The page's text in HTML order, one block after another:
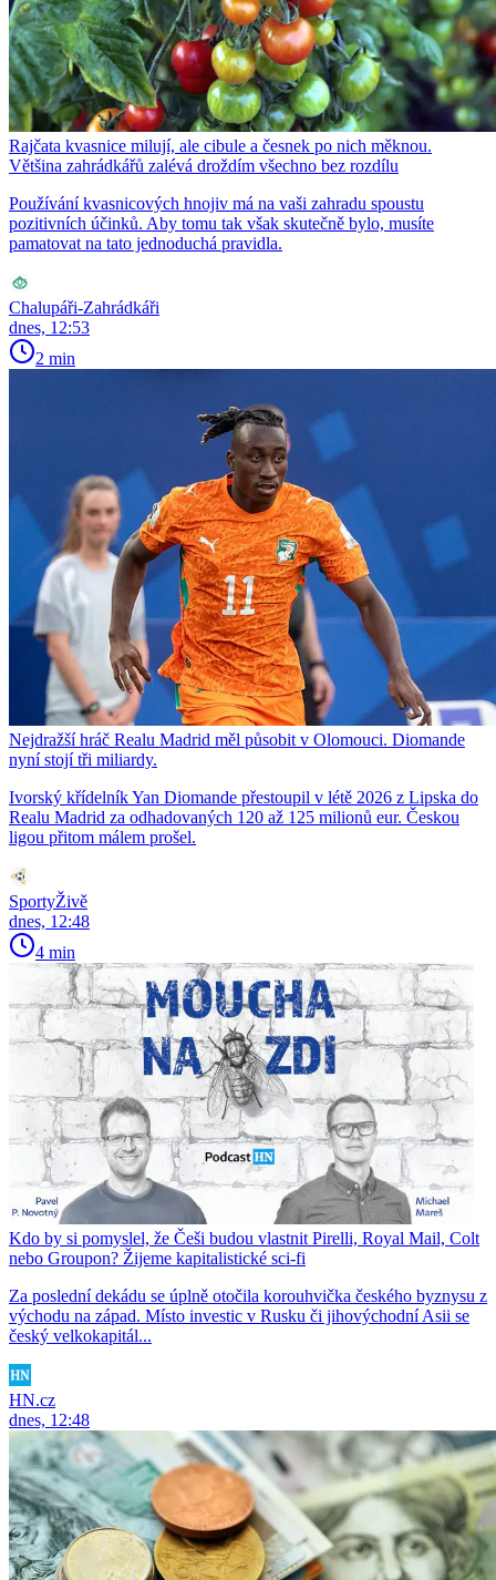
Rajčata kvasnice milují, ale cibule a česnek po nich měknou.
Většina zahrádkářů zalévá droždím všechno bez rozdílu
Používání kvasnicových hnojiv má na vaši zahradu spoustu
pozitivních účinků. Aby tomu tak však skutečně bylo, musíte
pamatovat na tato jednoduchá pravidla.
Chalupáři-Zahrádkáři
dnes, 12:53
2 min
Nejdražší hráč Realu Madrid měl působit v Olomouci. Diomande
nyní stojí tři miliardy.
Ivorský křídelník Yan Diomande přestoupil v létě 2026 z Lipska do
Realu Madrid za odhadovaných 120 až 125 milionů eur. Českou
ligou přitom málem prošel.
SportyŽivě
dnes, 12:48
4 min
Kdo by si pomyslel, že Češi budou vlastnit Pirelli, Royal Mail, Colt
nebo Groupon? Žijeme kapitalistické sci-fi
Za poslední dekádu se úplně otočila korouhvička českého byznysu z
východu na západ. Místo investic v Rusku či jihovýchodní Asii se
český velkokapitál...
HN.cz
dnes, 12:48